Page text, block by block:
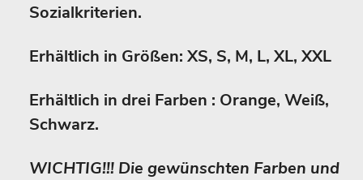
Sozialkriterien.
Erhältlich in Größen: XS, S, M, L, XL, XXL
Erhältlich in drei Farben : Orange, Weiß,
Schwarz.
WICHTIG!!! Die gewünschten Farben und